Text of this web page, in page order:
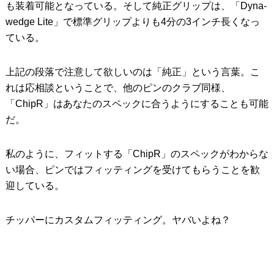
も装着可能となっている。そして純正グリップは、「Dyna-
wedge Lite」で標準グリップよりも4分の3インチ長くなっ
ている。
上記の段落で注意して欲しいのは「純正」という言葉。こ
れは応相談ということで、他のピンのクラブ同様、
「ChipR」はあなたのスペックに合うようにすることも可能
だ。
私のように、フィットする「ChipR」のスペックがわからな
い場合、ピンではフィッティングを受けてもらうことを歓
迎している。
チッパーにカスタムフィッティング。ヤバいよね？